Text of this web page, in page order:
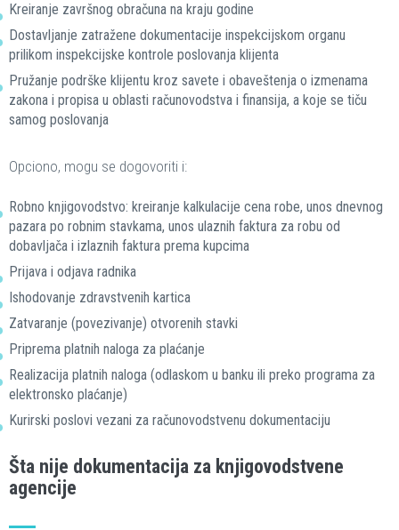
Kreiranje završnog obračuna na kraju godine
Dostavljanje zatražene dokumentacije inspekcijskom organu
prilikom inspekcijske kontrole poslovanja klijenta
Pružanje podrške klijentu kroz savete i obaveštenja o izmenama
zakona i propisa u oblasti računovodstva i finansija, a koje se tiču
samog poslovanja
Opciono, mogu se dogovoriti i:
Robno knjigovodstvo: kreiranje kalkulacije cena robe, unos dnevnog
pazara po robnim stavkama, unos ulaznih faktura za robu od
dobavljača i izlaznih faktura prema kupcima
Prijava i odjava radnika
Ishodovanje zdravstvenih kartica
Zatvaranje (povezivanje) otvorenih stavki
Priprema platnih naloga za plaćanje
Realizacija platnih naloga (odlaskom u banku ili preko programa za
elektronsko plaćanje)
Kurirski poslovi vezani za računovodstvenu dokumentaciju
Šta nije dokumentacija za knjigovodstvene
agencije